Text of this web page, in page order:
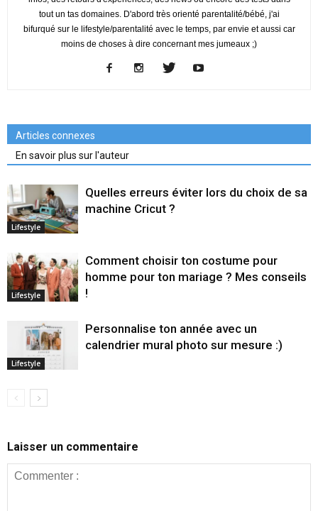
tout un tas domaines. D'abord très orienté parentalité/bébé, j'ai
bifurqué sur le lifestyle/parentalité avec le temps, par envie et aussi car
moins de choses à dire concernant mes jumeaux ;)
Articles connexes
En savoir plus sur l'auteur
Lifestyle
Quelles erreurs éviter lors du choix de sa
machine Cricut ?
Lifestyle
Comment choisir ton costume pour
homme pour ton mariage ? Mes conseils
!
Lifestyle
Personnalise ton année avec un
calendrier mural photo sur mesure :)
Laisser un commentaire